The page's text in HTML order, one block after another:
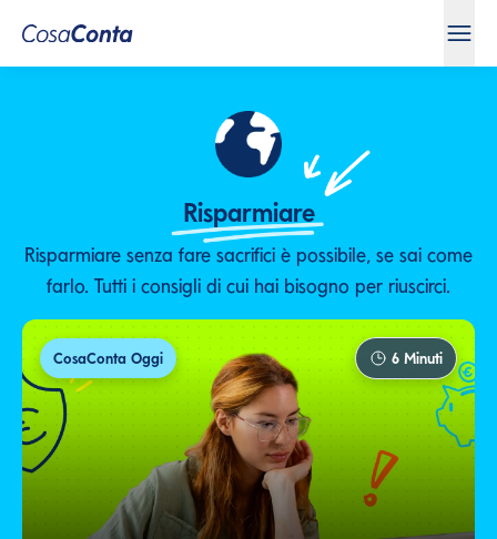
Risparmiare
Risparmiare senza fare sacrifici è possibile, se sai come
farlo. Tutti i consigli di cui hai bisogno per riuscirci.
CosaConta Oggi 6 Minuti